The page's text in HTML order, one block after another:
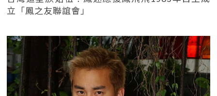
立「鳳之友聯誼會」